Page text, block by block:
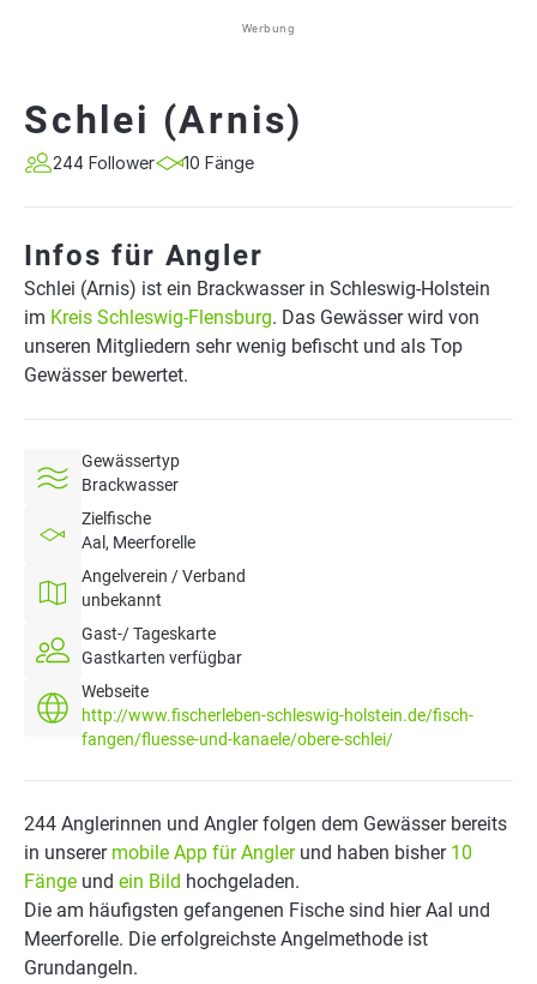
Werbung
Schlei (Arnis)
244 Follower 10 Fänge
Infos für Angler
Schlei (Arnis) ist ein Brackwasser in Schleswig-Holstein
im Kreis Schleswig-Flensburg. Das Gewässer wird von
unseren Mitgliedern sehr wenig befischt und als Top
Gewässer bewertet.
Gewässertyp
Brackwasser
Zielfische
Aal, Meerforelle
Angelverein / Verband
unbekannt
Gast-/ Tageskarte
Gastkarten verfügbar
Webseite
http://www.fischerleben-schleswig-holstein.de/fisch-
fangen/fluesse-und-kanaele/obere-schlei/
244 Anglerinnen und Angler folgen dem Gewässer bereits
in unserer mobile App für Anglerund haben bisher 10
Fänge und ein Bild hochgeladen.
Die am häufigsten gefangenen Fische sind hier Aal und
Meerforelle. Die erfolgreichste Angelmethode ist
Grundangeln.